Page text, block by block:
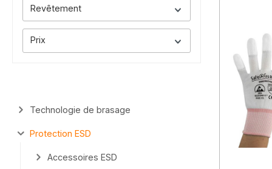
Revêtement
Prix
Technologie de brasage
Protection ESD
Accessoires ESD